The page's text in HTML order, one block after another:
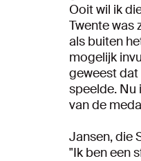
Ooit wil ik
Twente was
als buiten
mogelijk
geweest
speelde. Nu
van de
Jansen, die
"Ik ben een